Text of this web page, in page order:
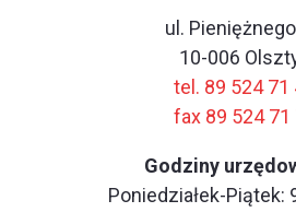
ul.
10-006
tel. 89 524 71
fax 89 524 71
Godziny
Poniedziałek-Piątek: